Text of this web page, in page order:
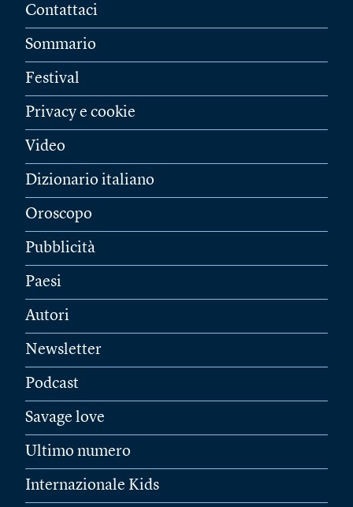
Contattaci
Sommario
Festival
Privacy e cookie
Video
Dizionario italiano
Oroscopo
Pubblicità
Paesi
Autori
Newsletter
Podcast
Savage love
Ultimo numero
Internazionale Kids